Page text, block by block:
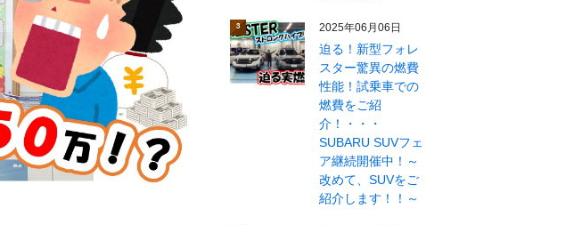
3 2025年06月06日
迫る！新型フォレ
スター驚異の燃費
性能！試乗車での
燃費をご紹
介！・・・
SUBARU SUVフェ
ア継続開催中！～
改めて、SUVをご
紹介します！！～